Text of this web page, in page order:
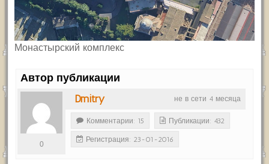
Монастырский комплекс
Автор публикации
не в сети 4 месяца
Dmitry
0
Комментарии: 15 Публикации: 432
Регистрация: 23-01-2016